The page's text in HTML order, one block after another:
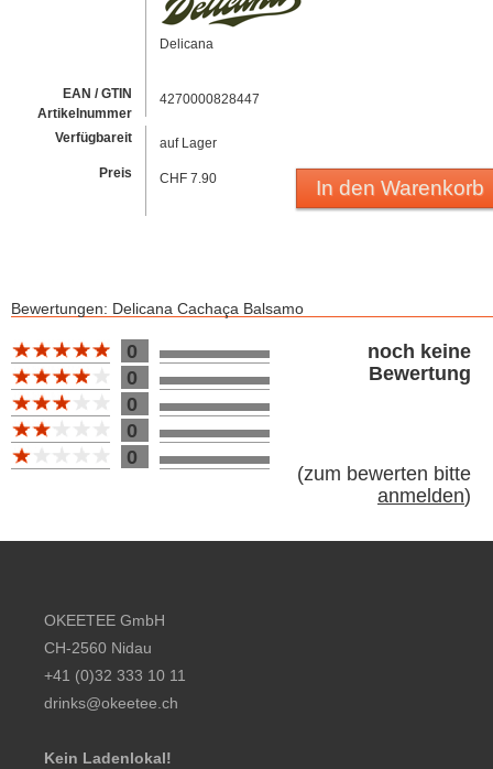
Delicana
EAN / GTIN
Artikelnummer
4270000828447
Verfügbareit
auf Lager
Preis
CHF 7.90 In den Warenkorb
Bewertungen: Delicana Cachaça Balsamo
Bewertung 100
0
0
0
0
noch keine
Bewertung
(zum bewerten bitte
anmelden)
OKEETEE GmbH
CH-2560 Nidau
+41 (0)32 333 10 11
drinks@okeetee.ch
Kein Ladenlokal!